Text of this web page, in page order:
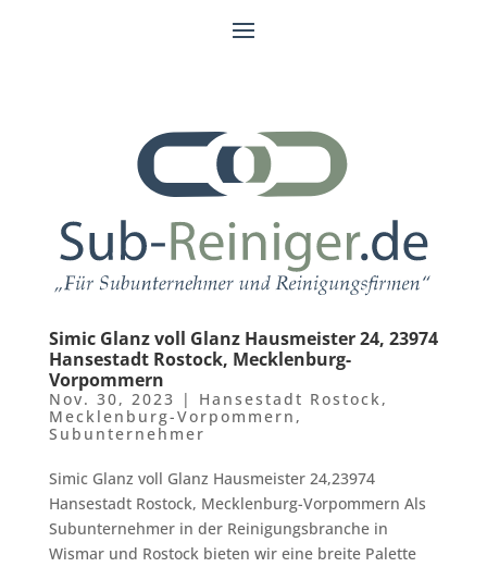
Simic Glanz voll Glanz Hausmeister 24, 23974
Hansestadt Rostock, Mecklenburg-
Vorpommern
Nov. 30, 2023 | Hansestadt Rostock,
Mecklenburg-Vorpommern ,
Subunternehmer
Simic Glanz voll Glanz Hausmeister 24,23974
Hansestadt Rostock, Mecklenburg-Vorpommern Als
Subunternehmer in der Reinigungsbranche in
Wismar und Rostock bieten wir eine breite Palette